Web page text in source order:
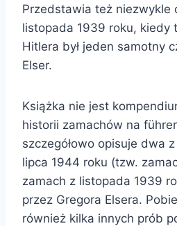
Przedstawia też niezwykle
listopada 1939 roku, kiedy
Hitlera był jeden samotny
Elser.
Książka nie jest
historii zamachów na
szczegółowo opisuje dwa
lipca 1944 roku (tzw.
zamach z listopada 1939
przez Gregora Elsera.
również kilka innych prób